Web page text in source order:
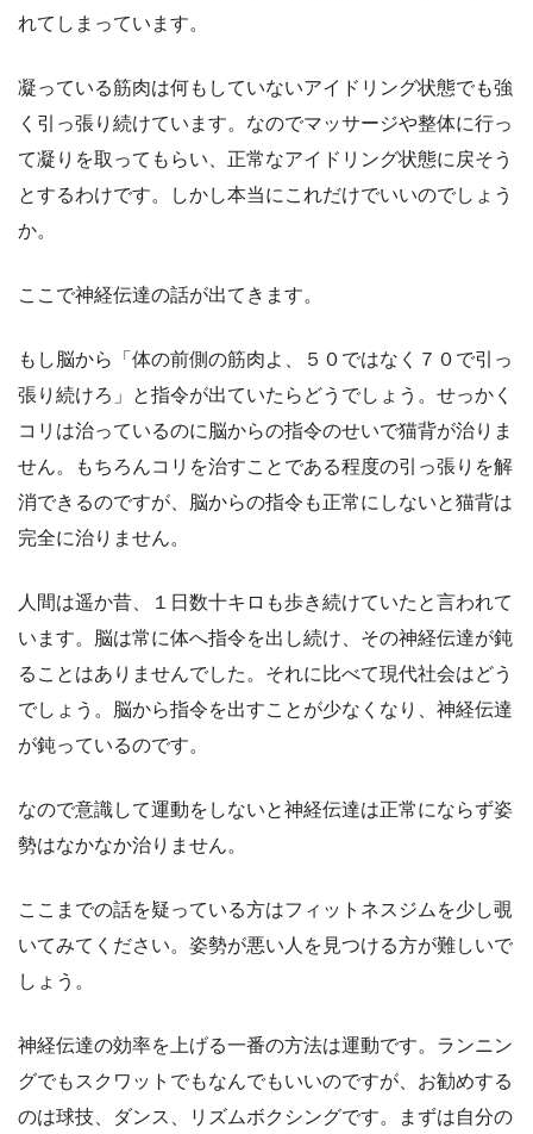
れてしまっています。
凝っている筋肉は何もしていないアイドリング状態でも強
く引っ張り続けています。なのでマッサージや整体に行っ
て凝りを取ってもらい、正常なアイドリング状態に戻そう
とするわけです。しかし本当にこれだけでいいのでしょう
か。
ここで神経伝達の話が出てきます。
もし脳から「体の前側の筋肉よ、５０ではなく７０で引っ
張り続けろ」と指令が出ていたらどうでしょう。せっかく
コリは治っているのに脳からの指令のせいで猫背が治りま
せん。もちろんコリを治すことである程度の引っ張りを解
消できるのですが、脳からの指令も正常にしないと猫背は
完全に治りません。
人間は遥か昔、１日数十キロも歩き続けていたと言われて
います。脳は常に体へ指令を出し続け、その神経伝達が鈍
ることはありませんでした。それに比べて現代社会はどう
でしょう。脳から指令を出すことが少なくなり、神経伝達
が鈍っているのです。
なので意識して運動をしないと神経伝達は正常にならず姿
勢はなかなか治りません。
ここまでの話を疑っている方はフィットネスジムを少し覗
いてみてください。姿勢が悪い人を見つける方が難しいで
しょう。
神経伝達の効率を上げる一番の方法は運動です。ランニン
グでもスクワットでもなんでもいいのですが、お勧めする
のは球技、ダンス、リズムボクシングです。まずは自分の